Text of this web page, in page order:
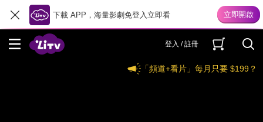
下載 APP，海量影劇免登入立即看
登入 / 註冊
「頻道+看片」每月只要 $199？